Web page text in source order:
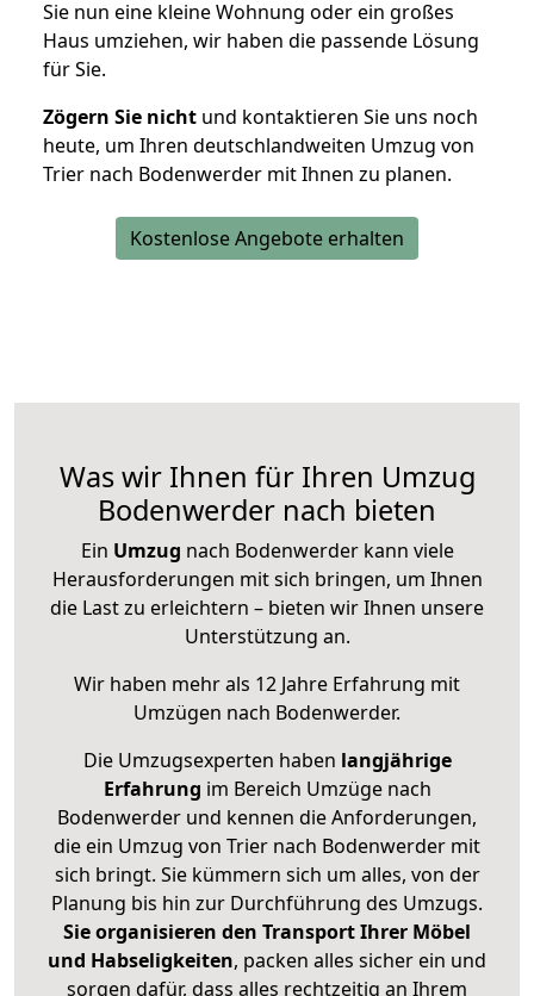
Sie nun eine kleine Wohnung oder ein großes
Haus umziehen, wir haben die passende Lösung
für Sie.
Zögern Sie nicht und kontaktieren Sie uns noch
heute, um Ihren deutschlandweiten Umzug von
Trier nach Bodenwerder mit Ihnen zu planen.
Kostenlose Angebote erhalten
Was wir Ihnen für Ihren Umzug
Bodenwerder nach bieten
Ein Umzug nach Bodenwerder kann viele
Herausforderungen mit sich bringen, um Ihnen
die Last zu erleichtern – bieten wir Ihnen unsere
Unterstützung an.
Wir haben mehr als 12 Jahre Erfahrung mit
Umzügen nach Bodenwerder.
Die Umzugsexperten haben langjährige
Erfahrung im Bereich Umzüge nach
Bodenwerder und kennen die Anforderungen,
die ein Umzug von Trier nach Bodenwerder mit
sich bringt. Sie kümmern sich um alles, von der
Planung bis hin zur Durchführung des Umzugs.
Sie organisieren den Transport Ihrer Möbel
und Habseligkeiten, packen alles sicher ein und
sorgen dafür, dass alles rechtzeitig an Ihrem